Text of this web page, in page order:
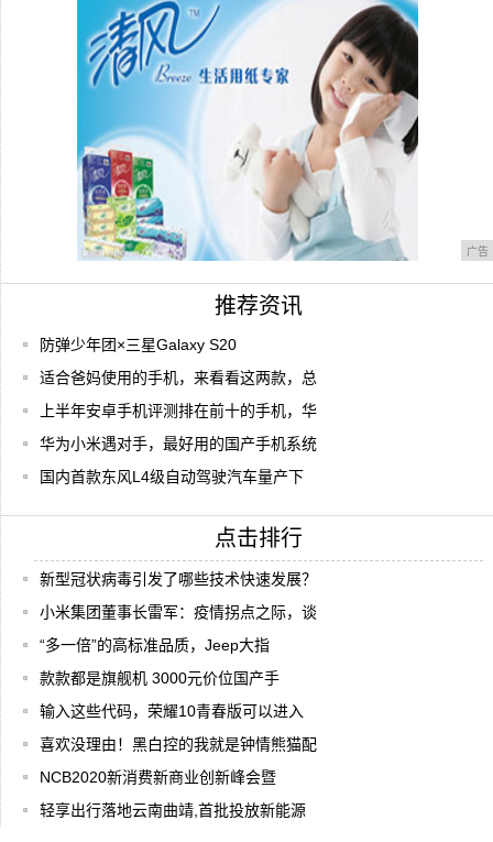
3月即将发布的5款智能手机，哪款性价比最
广告
推荐资讯
防弹少年团×三星Galaxy S20
适合爸妈使用的手机，来看看这两款，总
上半年安卓手机评测排在前十的手机，华
华为小米遇对手，最好用的国产手机系统
国内首款东风L4级自动驾驶汽车量产下
点击排行
新型冠状病毒引发了哪些技术快速发展？
小米集团董事长雷军：疫情拐点之际，谈
“多一倍”的高标准品质，Jeep大指
款款都是旗舰机 3000元价位国产手
输入这些代码，荣耀10青春版可以进入
喜欢没理由！黑白控的我就是钟情熊猫配
NCB2020新消费新商业创新峰会暨
轻享出行落地云南曲靖,首批投放新能源